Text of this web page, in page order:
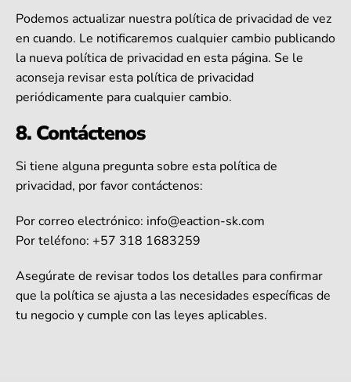
Podemos actualizar nuestra política de privacidad de vez
en cuando. Le notificaremos cualquier cambio publicando
la nueva política de privacidad en esta página. Se le
aconseja revisar esta política de privacidad
periódicamente para cualquier cambio.
8. Contáctenos
Si tiene alguna pregunta sobre esta política de
privacidad, por favor contáctenos:
Por correo electrónico: info@eaction-sk.com
Por teléfono: +57 318 1683259
Asegúrate de revisar todos los detalles para confirmar
que la política se ajusta a las necesidades específicas de
tu negocio y cumple con las leyes aplicables.